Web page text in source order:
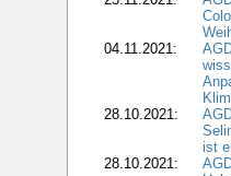
04.11.2021:
28.10.2021:
ist
28.10.2021: